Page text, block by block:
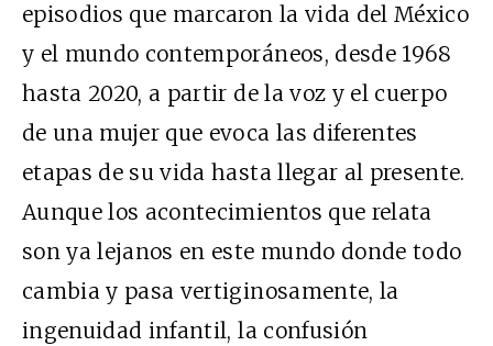
episodios que marcaron la vida del México
y el mundo contemporáneos, desde 1968
hasta 2020, a partir de la voz y el cuerpo
de una mujer que evoca las diferentes
etapas de su vida hasta llegar al presente.
Aunque los acontecimientos que relata
son ya lejanos en este mundo donde todo
cambia y pasa vertiginosamente, la
ingenuidad infantil, la confusión